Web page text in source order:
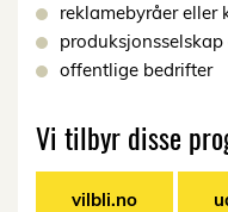
reklamebyråer eller
offentlige bedrifter
Vi tilbyr disse
vilbli.no